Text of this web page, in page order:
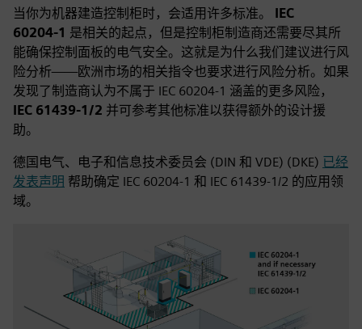
当你为机器建造控制柜时，会适用许多标准。 IEC
60204‑1 是相关的起点，但是控制柜制造商还需要尽其所
能确保控制面板的电气安全。这就是为什么我们建议进行风
险分析——欧洲市场的相关指令也要求进行风险分析。如果
发现了制造商认为不属于 IEC 60204‑1 涵盖的更多风险，
IEC 61439‑1/2 并可参考其他标准以获得额外的设计援
助。
德国电气、电子和信息技术委员会 (DIN 和 VDE) (DKE) 已经
发表声明 帮助确定 IEC 60204‑1 和 IEC 61439‑1/2 的应用领
域。